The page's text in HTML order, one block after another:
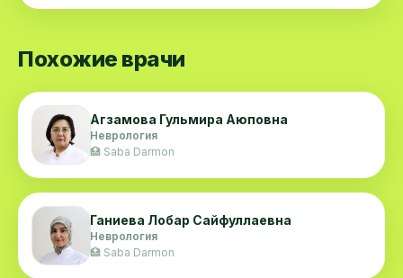
Похожие врачи
Агзамова Гульмира Аюповна
Неврология
🏥 Saba Darmon
Ганиева Лобар Сайфуллаевна
Неврология
🏥 Saba Darmon